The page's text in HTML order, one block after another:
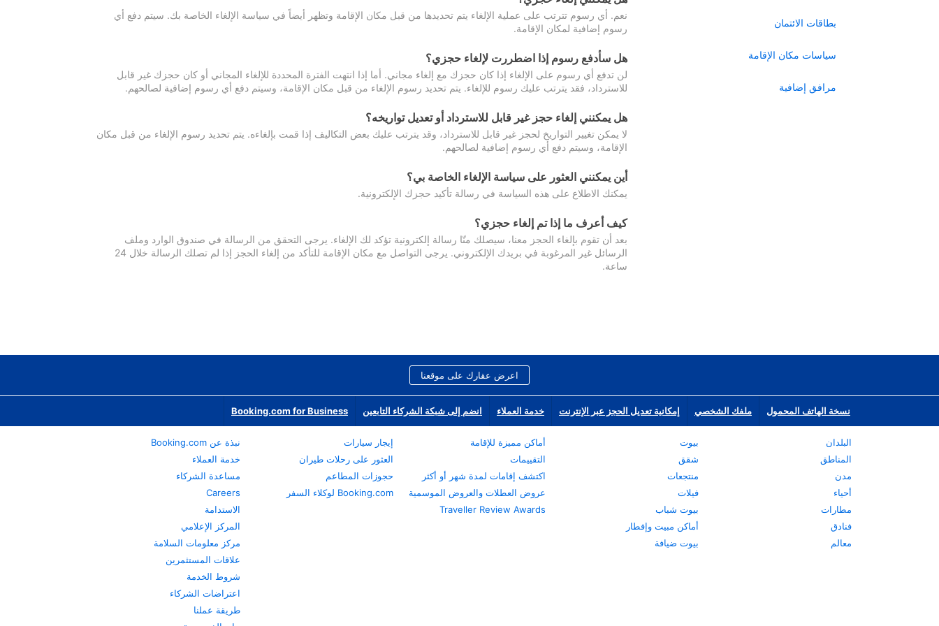
بطاقات الائتمان
سياسات مكان الإقامة
مرافق إضافية
نعم. أي رسوم تترتب على عملية الإلغاء يتم تحديدها من قبل مكان الإقامة وتظهر أيضاً في سياسة الإلغاء الخاصة بك. سيتم دفع أي
رسوم إضافية لمكان الإقامة.
هل سأدفع رسوم إذا اضطررت لإلغاء حجزي؟
لن تدفع أي رسوم على الإلغاء إذا كان حجزك مع إلغاء مجاني. أما إذا انتهت الفترة المحددة للإلغاء المجاني أو كان حجزك غير قابل
للاسترداد، فقد يترتب عليك رسوم للإلغاء. يتم تحديد رسوم الإلغاء من قبل مكان الإقامة، وسيتم دفع أي رسوم إضافية لصالحهم.
هل يمكنني إلغاء حجز غير قابل للاسترداد أو تعديل تواريخه؟
لا يمكن تغيير التواريخ لحجز غير قابل للاسترداد، وقد يترتب عليك بعض التكاليف إذا قمت بإلغاءه. يتم تحديد رسوم الإلغاء من قبل مكان
الإقامة، وسيتم دفع أي رسوم إضافية لصالحهم.
أين يمكنني العثور على سياسة الإلغاء الخاصة بي؟
يمكنك الاطلاع على هذه السياسة في رسالة تأكيد حجزك الإلكترونية.
كيف أعرف ما إذا تم إلغاء حجزي؟
بعد أن تقوم بإلغاء الحجز معنا، سيصلك منّا رسالة إلكترونية تؤكد لك الإلغاء. يرجى التحقق من الرسالة في صندوق الوارد وملف
الرسائل غير المرغوبة في بريدك الإلكتروني. يرجى التواصل مع مكان الإقامة للتأكد من إلغاء الحجز إذا لم تصلك الرسالة خلال 24
ساعة.
اعرض عقارك على موقعنا
نسخة الهاتف المحمول ملفك الشخصي إمكانية تعديل الحجز عبر الإنترنت خدمة العملاء انضم إلى شبكة الشركاء التابعين Booking.com for Business
البلدان
المناطق
مدن
أحياء
مطارات
فنادق
معالم
بيوت
شقق
منتجعات
فيلات
بيوت شباب
أماكن مبيت وإفطار
بيوت ضيافة
أماكن مميزة للإقامة
التقييمات
اكتشف إقامات لمدة شهر أو أكثر
عروض العطلات والعروض الموسمية
Traveller Review Awards
إيجار سيارات
العثور على رحلات طيران
حجوزات المطاعم
Booking.com لوكلاء السفر
نبذة عن Booking.com
خدمة العملاء
مساعدة الشركاء
Careers
الاستدامة
المركز الإعلامي
مركز معلومات السلامة
علاقات المستثمرين
شروط الخدمة
اعتراضات الشركاء
طريقة عملنا